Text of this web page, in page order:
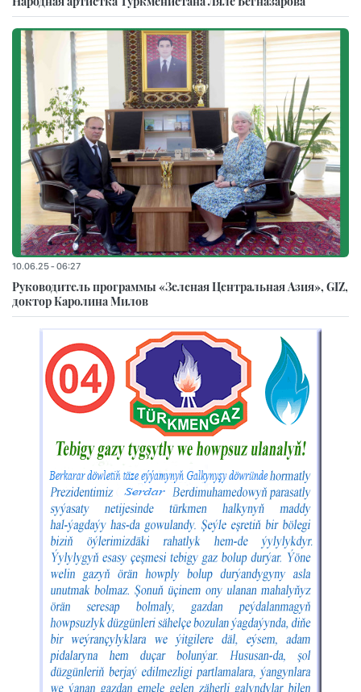
10.06.25 - 06:27
Руководитель программы «Зеленая Центральная Азия», GIZ,
доктор Каролина Милов